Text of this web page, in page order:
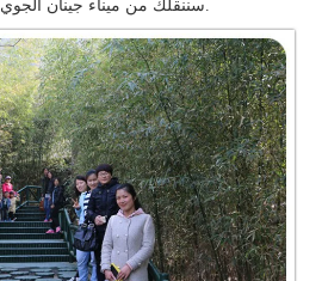
سننقلك من ميناء جينان الجوي الدولي ثم ننتقل إلى مصنعنا.